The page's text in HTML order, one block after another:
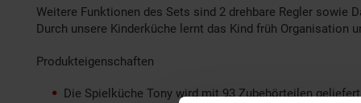
Weitere Funktionen des Sets sind 2 drehbare Regler sowie
Durch unsere Kinderküche lernt das Kind früh Organisation
Produkteigenschaften
Die Spielküche Tony wird mit 93 Zubehörteilen geliefert.